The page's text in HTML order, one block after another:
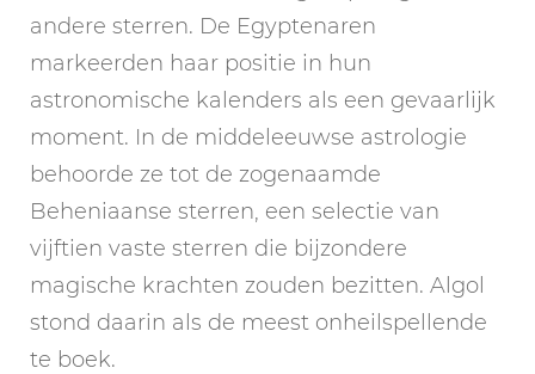
andere sterren. De Egyptenaren
markeerden haar positie in hun
astronomische kalenders als een gevaarlijk
moment. In de middeleeuwse astrologie
behoorde ze tot de zogenaamde
Beheniaanse sterren, een selectie van
vijftien vaste sterren die bijzondere
magische krachten zouden bezitten. Algol
stond daarin als de meest onheilspellende
te boek.